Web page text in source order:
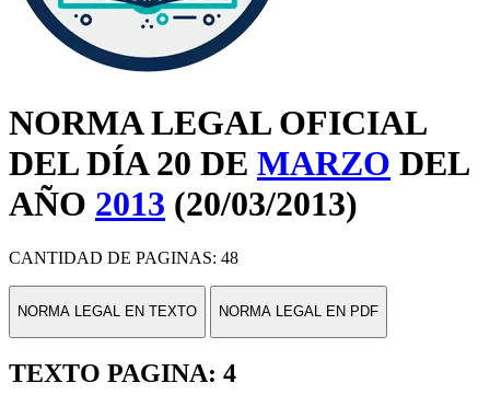
NORMA LEGAL OFICIAL
DEL DÍA 20 DE MARZO DEL
AÑO 2013 (20/03/2013)
CANTIDAD DE PAGINAS: 48
NORMA LEGAL EN TEXTO NORMA LEGAL EN PDF
TEXTO PAGINA: 4